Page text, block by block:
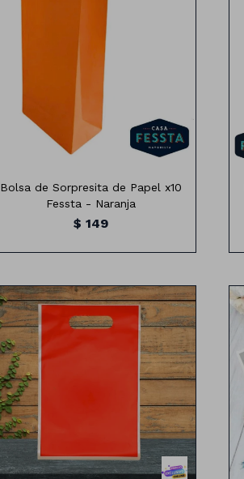
Bolsa de papel x10 unidades
Medidas:24cm x 13cm
Bolsa de Sorpresita de Papel x10
Fessta - Naranja
$ 149
Bolsa de nylon colores lisos
Medidas: 25cm x16 cm